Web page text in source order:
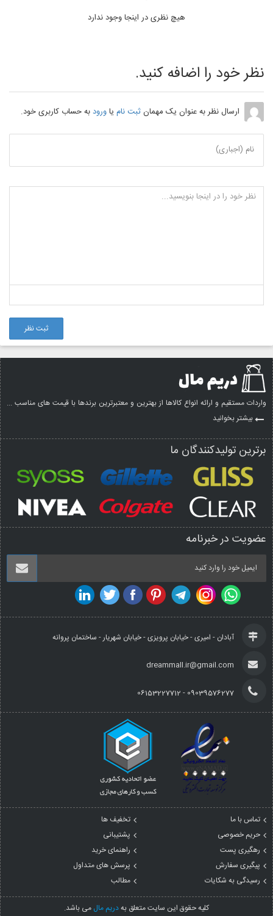
هیچ نظری در اینجا وجود ندارد
نظر خود را اضافه کنید.
ارسال نظر به عنوان یک مهمانثبت نام یاورودبه حساب کاربری خود.
نام (اجباری)
ثبت نظر
واردات مستقیم و ارائه انواع کالاها از بهترین و معتبرترین برندها با قیمت های مناسب ...
بیشتر بخوانید
برترین تولیدکنندگان ما
عضویت در خبرنامه
آبادان - امیری - خیابان پرویزی - خیابان شهریار - ساختمان پروانه
dreammall.ir@gmail.com
09039576277 - 06153227712
تماس با ما
تخفیف ها
حریم خصوصی
پشتیبانی
رهگیری پست
راهنمای خرید
پیگیری سفارش
پرسش های متداول
رسیدگی به شکایات
مطالب
کليه حقوق اين سايت متعلق بهدریم مال می باشد.